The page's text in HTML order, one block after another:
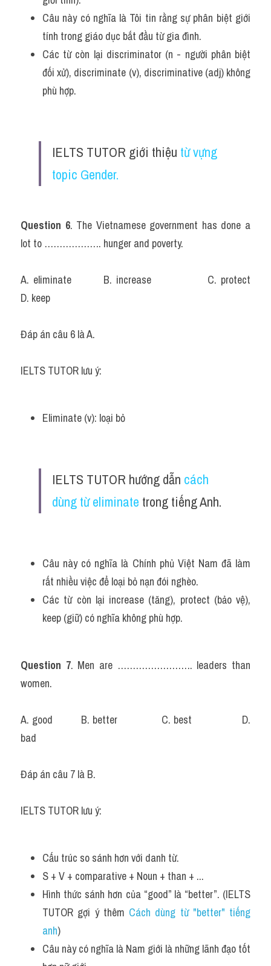
Câu này có nghĩa là Tôi tin rằng sự phân biệt giới
tính trong giáo dục bắt đầu từ gia đình.
Các từ còn lại discriminator (n - người phân biệt
đối xử), discriminate (v), discriminative (adj) không
phù hợp.
IELTS TUTOR giới thiệu từ vựng
topic Gender.
Question 6. The Vietnamese government has done a
lot to ………………. hunger and poverty.
A. eliminate		B. increase			C. protect
D. keep
Đáp án câu 6 là A.
IELTS TUTOR lưu ý:
Eliminate (v): loại bỏ
IELTS TUTOR hướng dẫn cách
dùng từ eliminate trong tiếng Anh.
Câu này có nghĩa là Chính phủ Việt Nam đã làm
rất nhiều việc để loại bỏ nạn đói nghèo.
Các từ còn lại increase (tăng), protect (bảo vệ),
keep (giữ) có nghĩa không phù hợp.
Question 7. Men are ……………………. leaders than
women.
A. good		B. better			C. best			D.
bad
Đáp án câu 7 là B.
IELTS TUTOR lưu ý:
Cấu trúc so sánh hơn với danh từ.
S + V + comparative + Noun + than + ...
Hình thức sánh hơn của “good” là “better”. (IELTS
TUTOR gợi ý thêm Cách dùng từ "better" tiếng
anh)
Câu này có nghĩa là Nam giới là những lãnh đạo tốt